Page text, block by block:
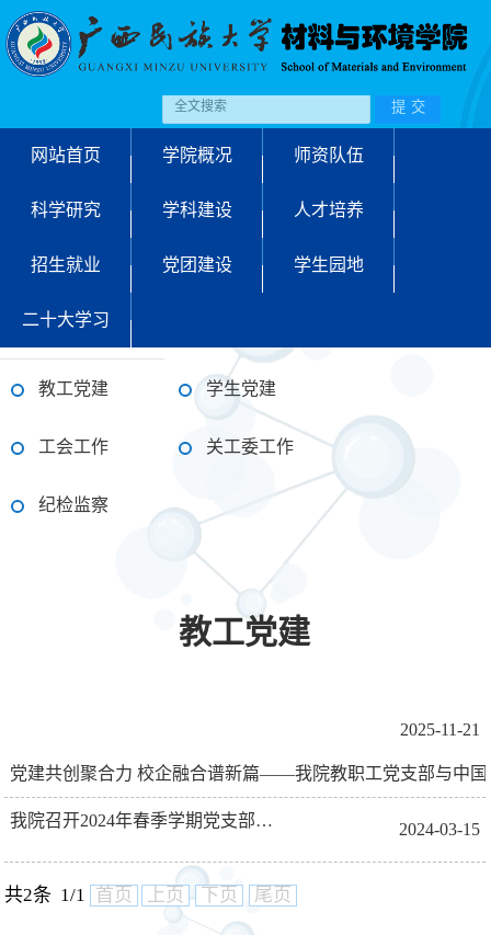
网站首页 学院概况 师资队伍
科学研究 学科建设 人才培养
招生就业 党团建设 学生园地
二十大学习
教工党建 学生党建
工会工作 关工委工作
纪检监察
教工党建
2025-11-21
2024-03-15
我院召开2024年春季学期党支部书记工作会议
共2条 1/1 首页 上页 下页 尾页